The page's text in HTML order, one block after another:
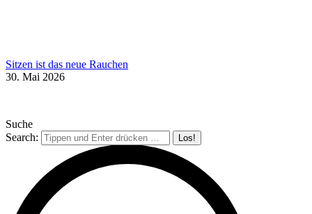
Sitzen ist das neue Rauchen
30. Mai 2026
Suche
Search: